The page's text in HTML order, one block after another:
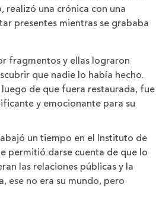
realizó una crónica con una
presentes mientras se grababa
fragmentos y ellas lograron
que nadie lo había hecho.
de que fuera restaurada, fue
y emocionante para su
un tiempo en el Instituto de
permitió darse cuenta de que lo
las relaciones públicas y la
ese no era su mundo, pero